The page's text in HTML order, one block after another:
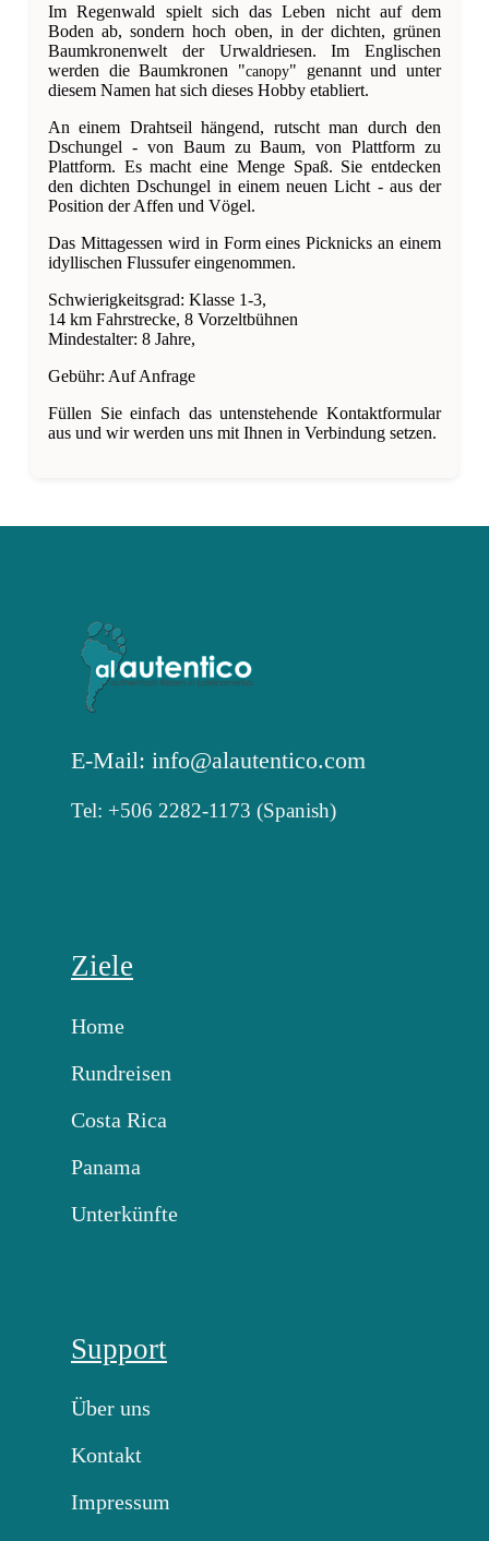
Im Regenwald spielt sich das Leben nicht auf dem
Boden ab, sondern hoch oben, in der dichten, grünen
Baumkronenwelt der Urwaldriesen. Im Englischen
werden die Baumkronen "canopy" genannt und unter
diesem Namen hat sich dieses Hobby etabliert.
An einem Drahtseil hängend, rutscht man durch den
Dschungel - von Baum zu Baum, von Plattform zu
Plattform. Es macht eine Menge Spaß. Sie entdecken
den dichten Dschungel in einem neuen Licht - aus der
Position der Affen und Vögel.
Das Mittagessen wird in Form eines Picknicks an einem
idyllischen Flussufer eingenommen.
Schwierigkeitsgrad: Klasse 1-3,
14 km Fahrstrecke, 8 Vorzeltbühnen
Mindestalter: 8 Jahre,
Gebühr: Auf Anfrage
Füllen Sie einfach das untenstehende Kontaktformular
aus und wir werden uns mit Ihnen in Verbindung setzen.
E-Mail: info@alautentico.com
Tel: +506 2282-1173 (Spanish)
Ziele
Home
Rundreisen
Costa Rica
Panama
Unterkünfte
Support
Über uns
Kontakt
Impressum